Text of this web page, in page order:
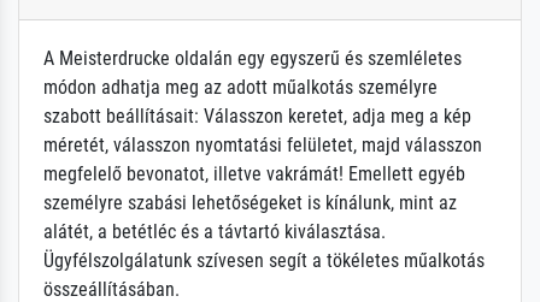
A Meisterdrucke oldalán egy egyszerű és szemléletes
módon adhatja meg az adott műalkotás személyre
szabott beállításait: Válasszon keretet, adja meg a kép
méretét, válasszon nyomtatási felületet, majd válasszon
megfelelő bevonatot, illetve vakrámát! Emellett egyéb
személyre szabási lehetőségeket is kínálunk, mint az
alátét, a betétléc és a távtartó kiválasztása.
Ügyfélszolgálatunk szívesen segít a tökéletes műalkotás
összeállításában.